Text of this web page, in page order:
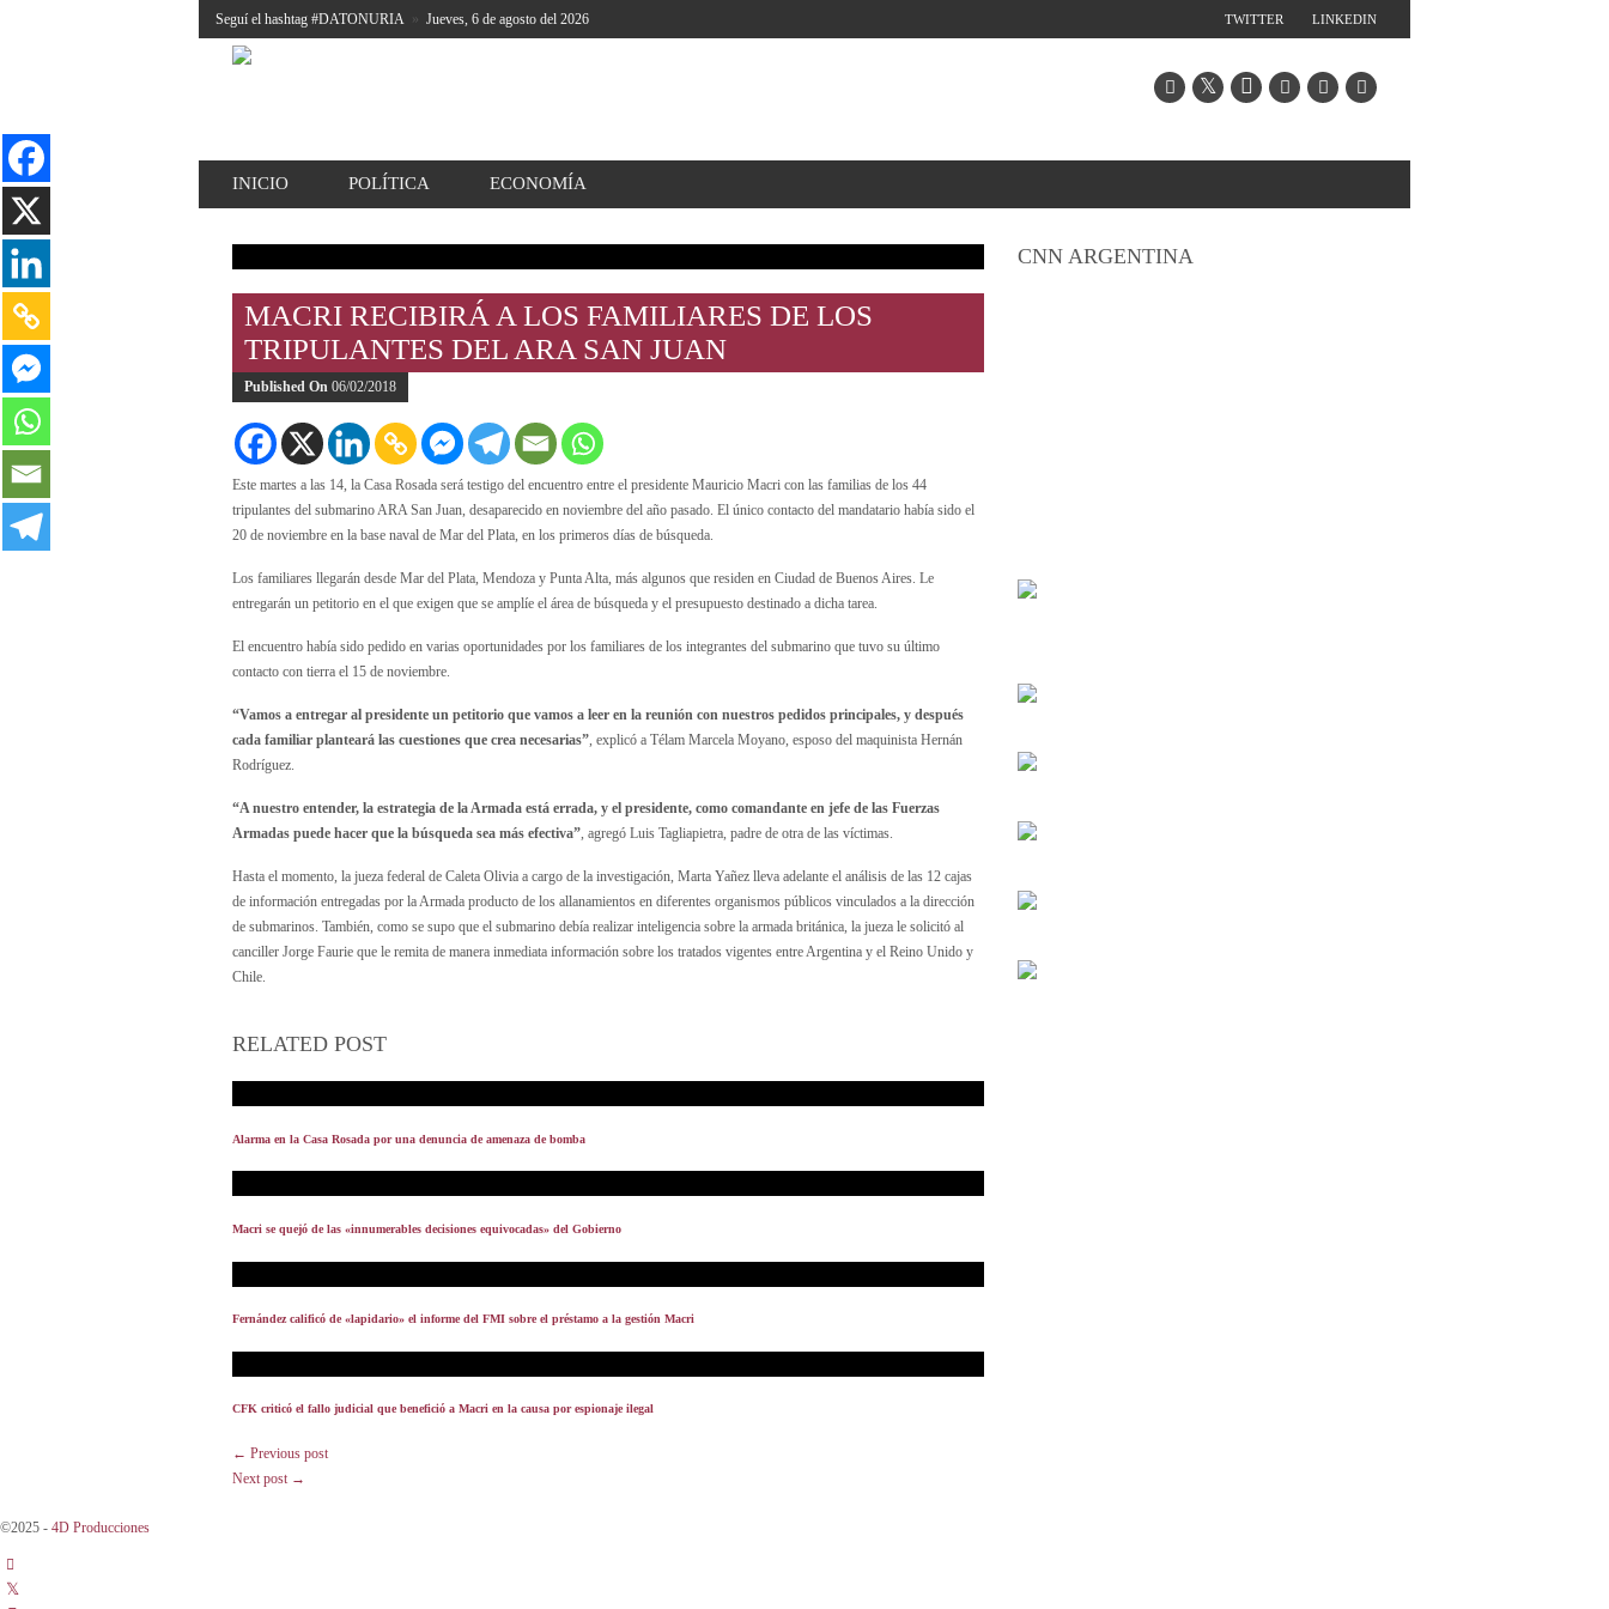
Seguí el hashtag #DATONURIA » Jueves, 6 de agosto del 2026 LINKEDIN
TWITTER
INICIO POLÍTICA ECONOMÍA
MACRI RECIBIRÁ A LOS FAMILIARES DE LOS
TRIPULANTES DEL ARA SAN JUAN
Published On 06/02/2018
Este martes a las 14, la Casa Rosada será testigo del encuentro entre el presidente Mauricio Macri con las familias de los 44
tripulantes del submarino ARA San Juan, desaparecido en noviembre del año pasado. El único contacto del mandatario había sido el
20 de noviembre en la base naval de Mar del Plata, en los primeros días de búsqueda.
Los familiares llegarán desde Mar del Plata, Mendoza y Punta Alta, más algunos que residen en Ciudad de Buenos Aires. Le
entregarán un petitorio en el que exigen que se amplíe el área de búsqueda y el presupuesto destinado a dicha tarea.
El encuentro había sido pedido en varias oportunidades por los familiares de los integrantes del submarino que tuvo su último
contacto con tierra el 15 de noviembre.
“Vamos a entregar al presidente un petitorio que vamos a leer en la reunión con nuestros pedidos principales, y después
cada familiar planteará las cuestiones que crea necesarias”, explicó a Télam Marcela Moyano, esposo del maquinista Hernán
Rodríguez.
“A nuestro entender, la estrategia de la Armada está errada, y el presidente, como comandante en jefe de las Fuerzas
Armadas puede hacer que la búsqueda sea más efectiva”, agregó Luis Tagliapietra, padre de otra de las víctimas.
Hasta el momento, la jueza federal de Caleta Olivia a cargo de la investigación, Marta Yañez lleva adelante el análisis de las 12 cajas
de información entregadas por la Armada producto de los allanamientos en diferentes organismos públicos vinculados a la dirección
de submarinos. También, como se supo que el submarino debía realizar inteligencia sobre la armada británica, la jueza le solicitó al
canciller Jorge Faurie que le remita de manera inmediata información sobre los tratados vigentes entre Argentina y el Reino Unido y
Chile.
RELATED POST
Alarma en la Casa Rosada por una denuncia de amenaza de bomba
Macri se quejó de las «innumerables decisiones equivocadas» del Gobierno
Fernández calificó de «lapidario» el informe del FMI sobre el préstamo a la gestión Macri
CFK criticó el fallo judicial que benefició a Macri en la causa por espionaje ilegal
← Previous post
Next post →
CNN ARGENTINA
©2025 - 4D Producciones